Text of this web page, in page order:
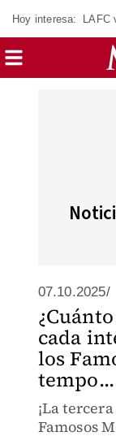
Hoy interesa: LAFC
07.10.2025/
cada
los
tempo...
¡La
Famosos